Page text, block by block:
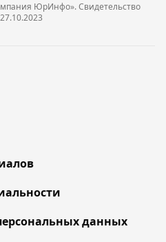
ЮрИнфо». Cвидетельство
данных